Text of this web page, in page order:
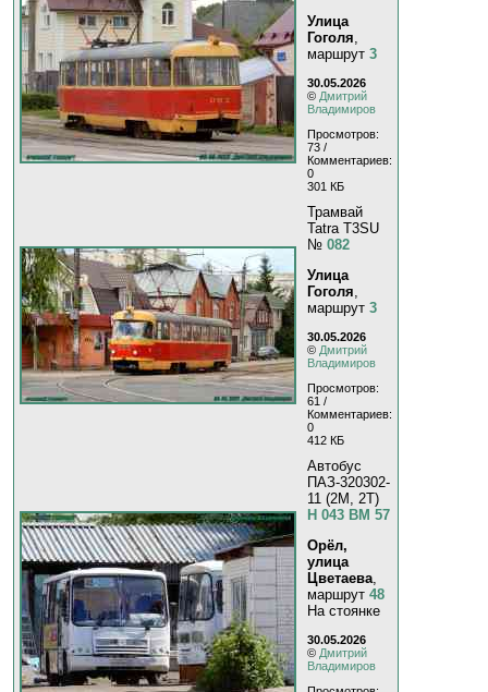
Улица
Гоголя,
маршрут 3
30.05.2026
© Дмитрий
Владимиров
Просмотров:
73 /
Комментариев:
0
301 КБ
Трамвай
Tatra T3SU
№ 082
Улица
Гоголя,
маршрут 3
30.05.2026
© Дмитрий
Владимиров
Просмотров:
61 /
Комментариев:
0
412 КБ
Автобус
ПАЗ-320302-
11 (2M, 2T)
Н 043 ВМ 57
Орёл,
улица
Цветаева,
маршрут 48
На стоянке
30.05.2026
© Дмитрий
Владимиров